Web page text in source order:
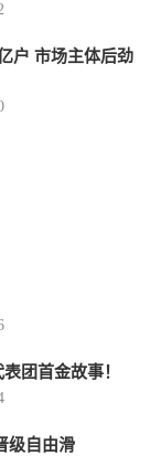
户 市场主体后劲
团首金故事！
级自由滑